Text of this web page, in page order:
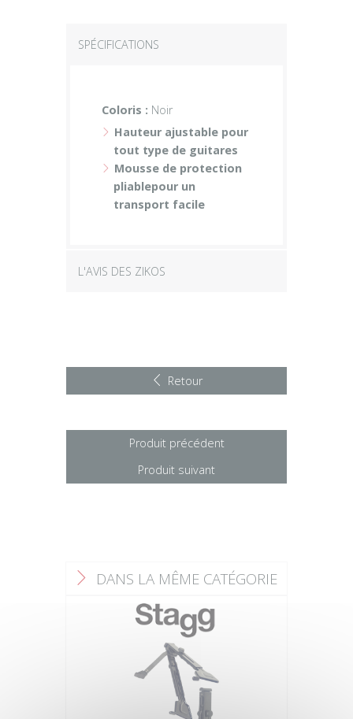
SPÉCIFICATIONS
Coloris : Noir
Hauteur ajustable pour
tout type de guitares
Mousse de protection
pliablepour un
transport facile
L'AVIS DES ZIKOS
Retour
Produit précédent
Produit suivant
F DANS LA MÊME CATÉGORIE